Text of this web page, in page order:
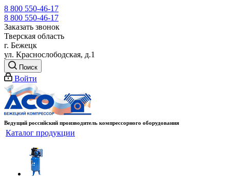
8 800 550-46-17
8 800 550-46-17
Заказать звонок
Тверская область
г. Бежецк
ул. Краснослободская, д.1
Поиск
Войти
Ведущий российский производитель компрессорного оборудования
Каталог продукции